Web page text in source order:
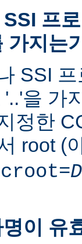
프
가지는
SSI
을 가
정한
root (
이 유